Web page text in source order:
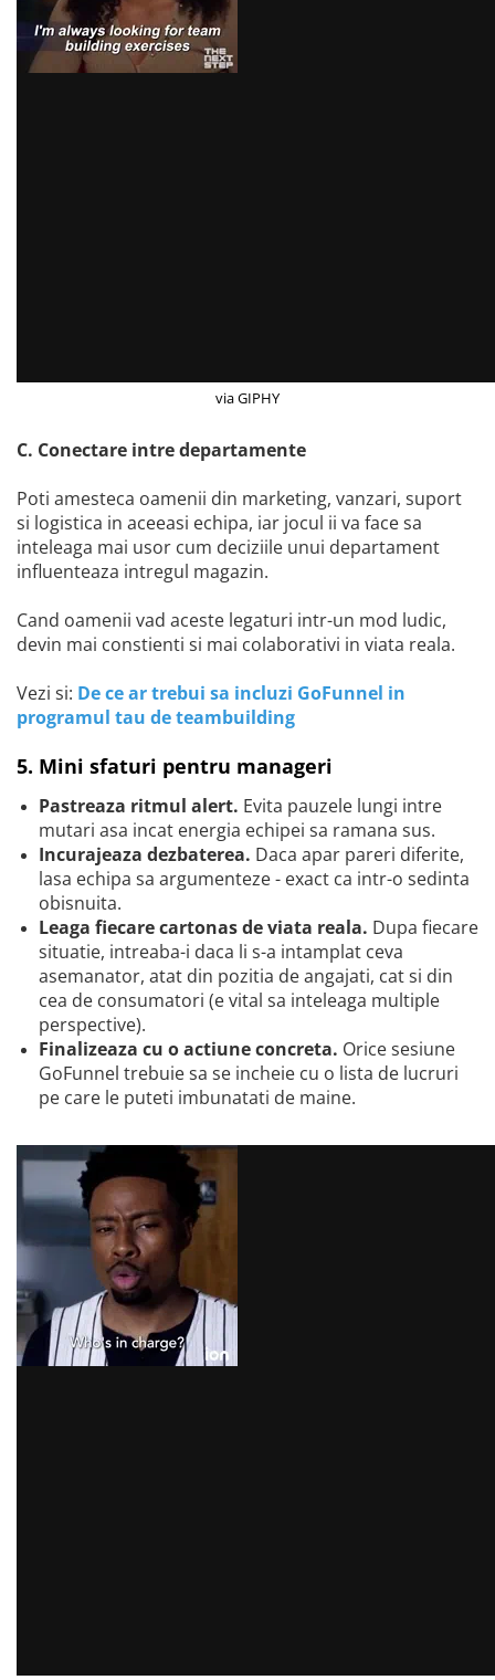
via GIPHY
C. Conectare intre departamente
Poti amesteca oamenii din marketing, vanzari, suport
si logistica in aceeasi echipa, iar jocul ii va face sa
inteleaga mai usor cum deciziile unui departament
influenteaza intregul magazin.
Cand oamenii vad aceste legaturi intr-un mod ludic,
devin mai constienti si mai colaborativi in viata reala.
Vezi si: De ce ar trebui sa incluzi GoFunnel in
programul tau de teambuilding
5. Mini sfaturi pentru manageri
Pastreaza ritmul alert. Evita pauzele lungi intre
mutari asa incat energia echipei sa ramana sus.
Incurajeaza dezbaterea. Daca apar pareri diferite,
lasa echipa sa argumenteze - exact ca intr-o sedinta
obisnuita.
Leaga fiecare cartonas de viata reala. Dupa fiecare
situatie, intreaba-i daca li s-a intamplat ceva
asemanator, atat din pozitia de angajati, cat si din
cea de consumatori (e vital sa inteleaga multiple
perspective).
Finalizeaza cu o actiune concreta. Orice sesiune
GoFunnel trebuie sa se incheie cu o lista de lucruri
pe care le puteti imbunatati de maine.